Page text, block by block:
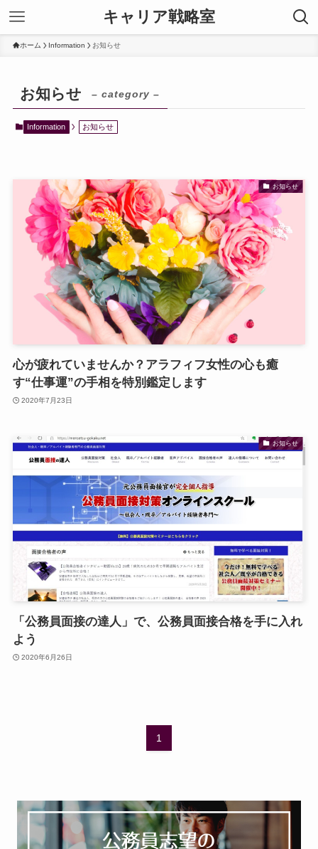
キャリア戦略室
ホーム Information お知らせ
お知らせ – category –
Information お知らせ
お知らせ
心が疲れていませんか？アラフィフ女性の心も癒
す“仕事運”の手相を特別鑑定します
2020年7月23日
お知らせ
「公務員面接の達人」で、公務員面接合格を手に入れ
よう
2020年6月26日
1